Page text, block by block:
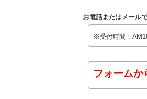
お電話またはメール
※受付時間：
フォームか